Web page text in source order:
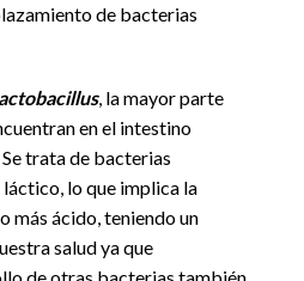
de bacterias
, la mayor parte
en el intestino
trata de bacterias
lo que implica la
más ácido, teniendo un
salud ya que
de otras bacterias también